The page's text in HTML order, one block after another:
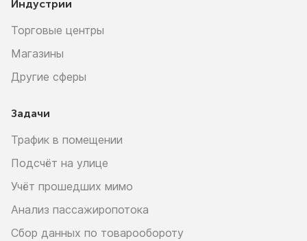
Индустрии
Торговые центры
Магазины
Другие сферы
Задачи
Трафик в помещении
Подсчёт на улице
Учёт прошедших мимо
Анализ пассажиропотока
Сбор данных по товарообороту